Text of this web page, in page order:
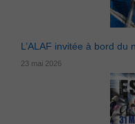
L’ALAF invitée à bord du
23 mai 2026